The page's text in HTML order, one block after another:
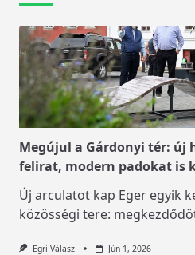
Megújul a Gárdonyi tér: új
felirat, modern padokat is
Új arculatot kap Eger egyik
közösségi tere:
Egri Válasz Jún 1, 2026